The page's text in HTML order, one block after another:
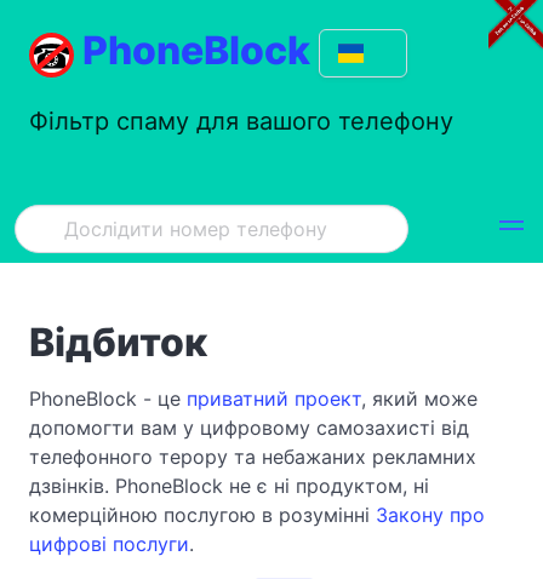
PhoneBlock
Фільтр спаму для вашого телефону
Відбиток
PhoneBlock - це приватний проект, який може
допомогти вам у цифровому самозахисті від
телефонного терору та небажаних рекламних
дзвінків. PhoneBlock не є ні продуктом, ні
комерційною послугою в розумінні Закону про
цифрові послуги.